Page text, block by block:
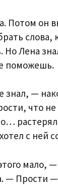
Потом он
слова,
Но Лена
поможешь.
—
что не
с ней
мало,
— Прости